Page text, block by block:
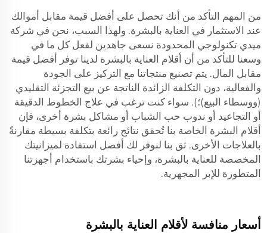
من المهم التأكد من أنك تحصل على أفضل قيمة مقابل أموالك
عند الاستثمار في العناية بالبشرة. ولهذا السبب، نحن في شركة
ميدي تكنولوجي المحدودة نسعى جاهدين لفعل كل ما في
وسعنا للتأكد من أن أقلام العناية بالبشرة لدينا توفر أفضل قيمة
مقابل المال. يتم تصنيع منتجاتنا مع التركيز على الجودة
والفعالية، دون التكلفة الزائدة الناتجة عن بيع التجزئة التقليدي
(ووسطاء البيع)؛). سواء كنت ترغب في علاج الخطوط الدقيقة
أو التجاعيد أو ندوب حب الشباب أو مشاكل بشرة أخرى، فإن
أقلام البشرة الخاصة بنا تُحقق نتائج رائعة بتكلفة بسيطة مقارنةً
بالعلاجات الأخرى. ثق بنا لنوفر لك أفضل استفادة لميزانيتك
المخصصة للعناية بالبشرة، وإحياء بشرتك باستخدام أجهزتنا
المتطورة للإبر المجهرية.
أسعار منافسة لأقلام العناية بالبشرة